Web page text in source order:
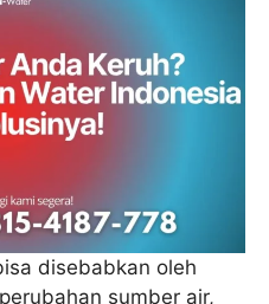
disebabkan oleh
sumber air,